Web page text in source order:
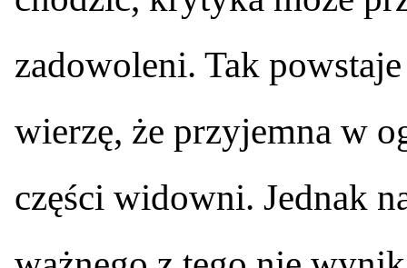
zadowoleni. Tak
wierzę, że przyjemna w
części widowni. Jednak